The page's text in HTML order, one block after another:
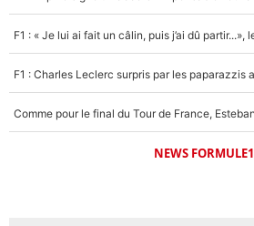
NEWS FORMULE1